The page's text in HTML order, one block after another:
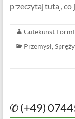
przeczytaj tutaj, co
Gutekunst
Przemysł,
✆ (+49)